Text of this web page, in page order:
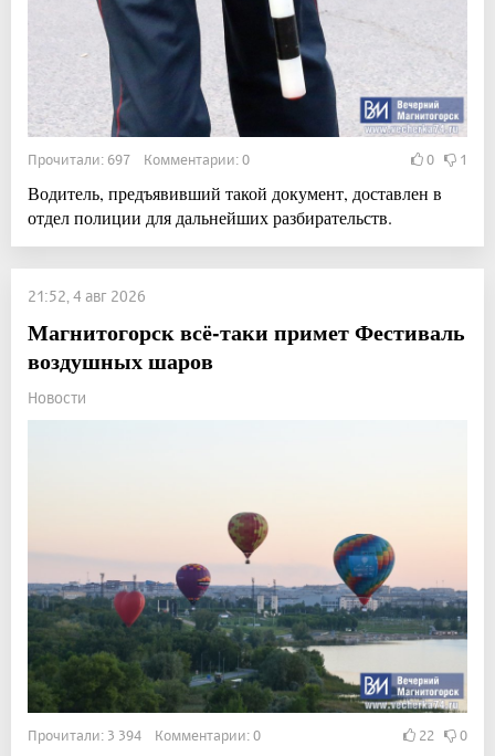
Прочитали: 697 Комментарии: 0 0 1
Водитель, предъявивший такой документ, доставлен в
отдел полиции для дальнейших разбирательств.
21:52, 4 авг 2026
Магнитогорск всё-таки примет Фестиваль
воздушных шаров
Новости
Прочитали: 3 394 Комментарии: 0 22 0